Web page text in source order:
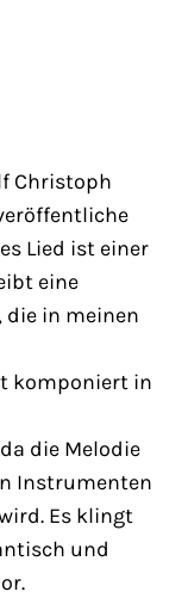
Christoph
Lied ist einer
eine
die in meinen
komponiert in
die Melodie
Instrumenten
Es klingt
und